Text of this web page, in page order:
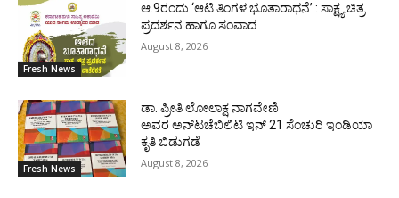
Fresh News
ಆ.9ರಂದು ‘ಆಟಿ ತಿಂಗಳ ಭೂತಾರಾಧನೆ’ : ಸಾಕ್ಷ್ಯ ಚಿತ್ರ
ಪ್ರದರ್ಶನ ಹಾಗೂ ಸಂವಾದ
August 8, 2026
Fresh News
ಡಾ. ಪ್ರೀತಿ ಲೋಲಾಕ್ಷ ನಾಗವೇಣಿ
ಅವರ ಅನ್‌ಟಚೆಬಿಲಿಟಿ ಇನ್ 21 ಸೆಂಚುರಿ ಇಂಡಿಯಾ
ಕೃತಿ ಬಿಡುಗಡೆ
August 8, 2026